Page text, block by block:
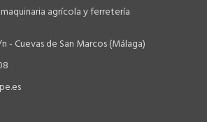
agrícola y ferretería
- Cuevas de San Marcos (Málaga)